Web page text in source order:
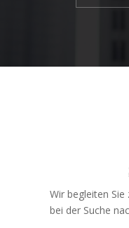
Wir begleiten
bei der Suche